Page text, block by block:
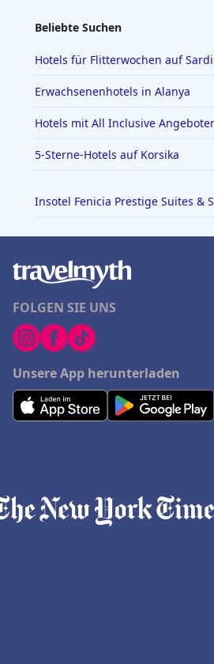
Beliebte Suchen
Hotels für Flitterwochen auf
Erwachsenenhotels in Alanya
Hotels mit All Inclusive
5-Sterne-Hotels auf Korsika
Insotel Fenicia Prestige Suites &
FOLGEN SIE UNS
Unsere App herunterladen